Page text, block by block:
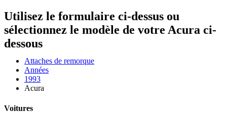
Utilisez le formulaire ci-dessus ou
sélectionnez le modèle de votre Acura ci-
dessous
Attaches de remorque
Années
1993
Acura
Voitures